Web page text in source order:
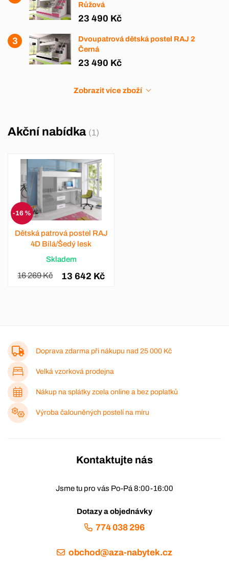
Růžová
23 490 Kč
Dvoupatrová dětská postel RAJ 2
Černá
23 490 Kč
Zobrazit více zboží
Akční nabídka (1)
-16 %
Dětská patrová postel RAJ
4D Bílá/Šedý lesk
Skladem
16 269 Kč 13 642 Kč
Doprava zdarma při nákupu nad 25 000 Kč
Velká vzorková prodejna
Nákup na splátky zcela online a bez poplatků
Výroba čalouněných postelí na míru
Kontaktujte nás
Jsme tu pro vás Po-Pá 8:00-16:00
Dotazy a objednávky
774 038 296
obchod@aza-nabytek.cz